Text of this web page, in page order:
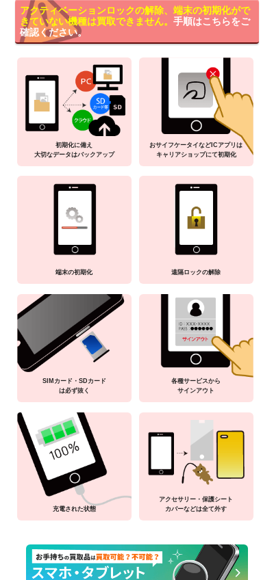
アクティベーションロックの解除、端末の初期化がで
きていない機種は買取できません。 手順はこちらをご
確認ください。
初期化に備え
大切なデータはバックアップ
おサイフケータイなどICアプリは
キャリアショップにて初期化
端末の初期化 遠隔ロックの解除
SIMカード・SDカード
は必ず抜く
各種サービスから
サインアウト
充電された状態
アクセサリー・保護シート
カバーなどは全て外す